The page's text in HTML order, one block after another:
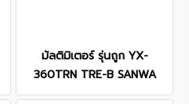
มัลติมิเตอร์ รุ่นถูก YX-
360TRN TRE-B SANWA